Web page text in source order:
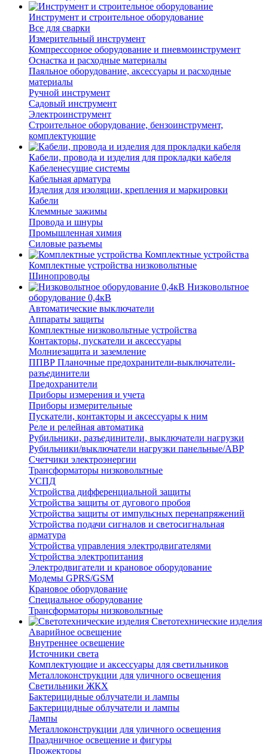
Инструмент и строительное оборудование
Все для сварки
Измерительный инструмент
Компрессорное оборудование и пневмоинструмент
Оснастка и расходные материалы
Паяльное оборудование, аксессуары и расходные
материалы
Ручной инструмент
Садовый инструмент
Электроинструмент
Строительное оборудование, бензоинструмент,
комплектующие
Кабели, провода и изделия для прокладки кабеля
Кабеленесущие системы
Кабельная арматура
Изделия для изоляции, крепления и маркировки
Кабели
Клеммные зажимы
Провода и шнуры
Промышленная химия
Силовые разъемы
Комплектные устройства
Комплектные устройства низковольтные
Шинопроводы
Низковольтное
оборудование 0,4кВ
Автоматические выключатели
Аппараты защиты
Комплектные низковольтные устройства
Контакторы, пускатели и аксессуары
Молниезащита и заземление
ППВР Планочные предохранители-выключатели-
разъединители
Предохранители
Приборы измерения и учета
Приборы измерительные
Пускатели, контакторы и аксессуары к ним
Реле и релейная автоматика
Рубильники, разъединители, выключатели нагрузки
Рубильники/выключатели нагрузки панельные/АВР
Счетчики электроэнергии
Трансформаторы низковольтные
УСПД
Устройства дифференциальной защиты
Устройства защиты от дугового пробоя
Устройства защиты от импульсных перенапряжений
Устройства подачи сигналов и светосигнальная
арматура
Устройства управления электродвигателями
Устройства электропитания
Электродвигатели и крановое оборудование
Модемы GPRS/GSM
Крановое оборудование
Специальное оборудование
Трансформаторы низковольтные
Светотехнические изделия
Аварийное освещение
Внутреннее освещение
Источники света
Комплектующие и аксессуары для светильников
Металлоконструкции для уличного освещения
Светильники ЖКХ
Бактерицидные облучатели и лампы
Бактерицидные облучатели и лампы
Лампы
Металлоконструкции для уличного освещения
Праздничное освещение и фигуры
Прожекторы